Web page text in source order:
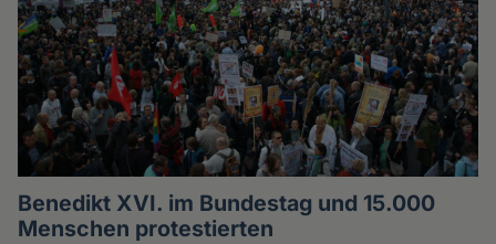
Benedikt XVI. im Bundestag und 15.000
Menschen protestierten